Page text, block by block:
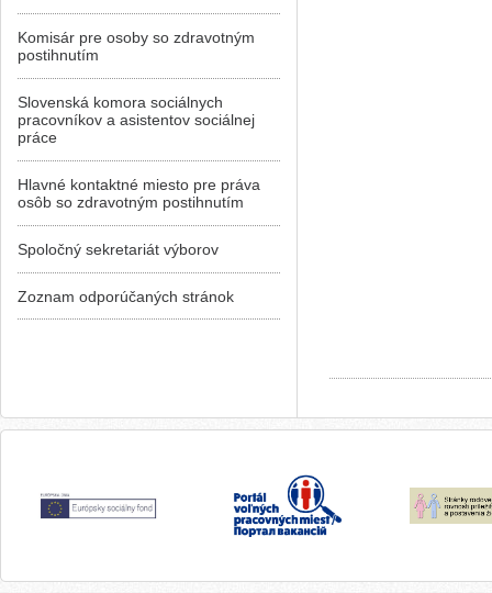
Komisár pre osoby so zdravotným
postihnutím
Slovenská komora sociálnych
pracovníkov a asistentov sociálnej
práce
Hlavné kontaktné miesto pre práva
osôb so zdravotným postihnutím
Spoločný sekretariát výborov
Zoznam odporúčaných stránok